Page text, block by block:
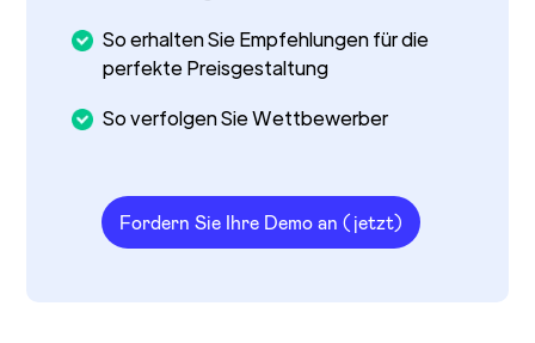
So erhalten Sie Empfehlungen für die
perfekte Preisgestaltung
So verfolgen Sie Wettbewerber
Fordern Sie Ihre Demo an (jetzt)